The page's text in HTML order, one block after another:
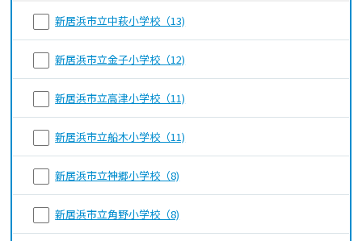
新居浜市立中萩小学校（13)
新居浜市立金子小学校（12)
新居浜市立高津小学校（11)
新居浜市立船木小学校（11)
新居浜市立神郷小学校（8)
新居浜市立角野小学校（8)